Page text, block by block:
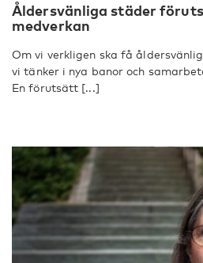
Åldersvänliga städer
medverkan
Om vi verkligen ska få
vi tänker i nya banor och
En förutsätt [...]